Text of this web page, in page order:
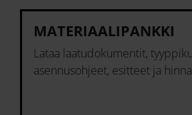
MATERIAALIPANKKI
Lataa laatudokumentit,
asennusohjeet, esitteet ja